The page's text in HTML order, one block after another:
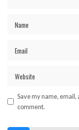
Save my name,
comment.